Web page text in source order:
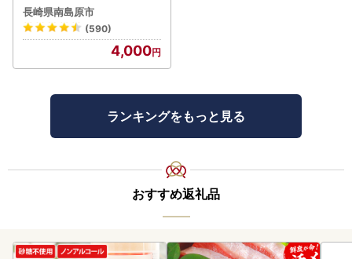
長崎県南島原市
(590)
4,000
ランキングをもっと見る
おすすめ返礼品